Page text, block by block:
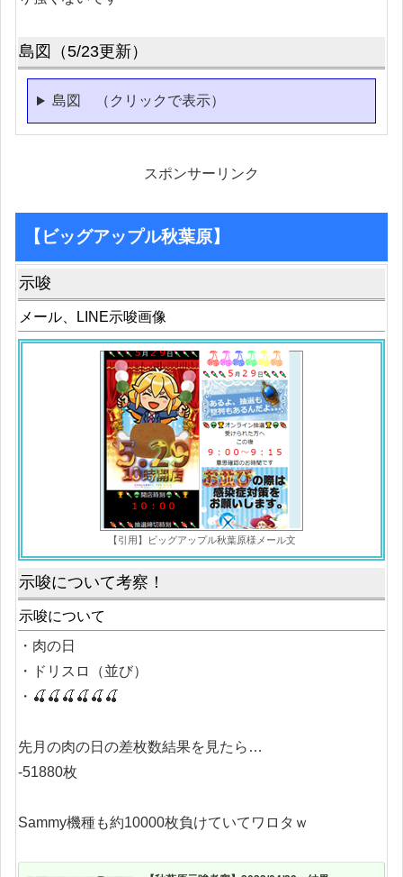
島図（5/23更新）
島図 （クリックで表示）
スポンサーリンク
【ビッグアップル秋葉原】
示唆
メール、LINE示唆画像
【引用】ビッグアップル秋葉原様メール文
示唆について考察！
示唆について
・肉の日
・ドリスロ（並び）
・🍒🍒🍒🍒🍒🍒
先月の肉の日の差枚数結果を見たら…
-51880枚
Sammy機種も約10000枚負けていてワロタｗ